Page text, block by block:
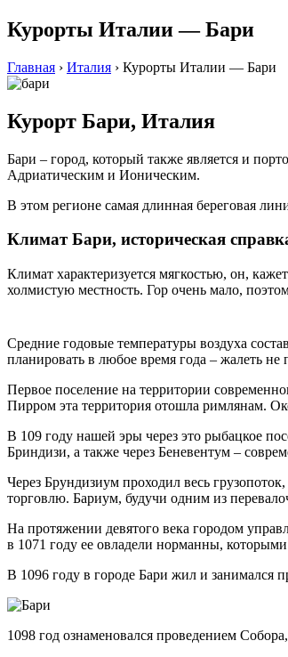
Курорты Италии — Бари
Главная › Италия › Курорты Италии — Бари
Курорт Бари, Италия
Бари – город, который также является и
Адриатическим и Ионическим.
В этом регионе самая длинная береговая
Климат Бари, историческая
Климат характеризуется мягкостью, он,
холмистую местность. Гор очень мало,
Средние годовые температуры воздуха
планировать в любое время года – жалеть не
Первое поселение на территории
Пирром эта территория отошла римлянам.
В 109 году нашей эры через это рыбацкое
Бриндизи, а также через Беневентум –
Через Брундизиум проходил весь
торговлю. Бариум, будучи одним из
На протяжении девятого века городом
в 1071 году ее овладели норманны,
В 1096 году в городе Бари жил и занимался
1098 год ознаменовался проведением